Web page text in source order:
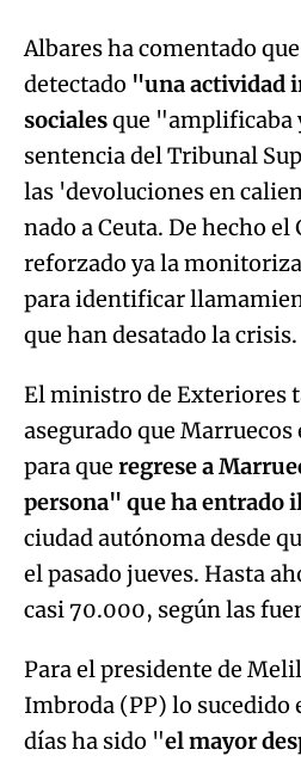
Albares ha comentado
detectado "una actividad
socialesque "amplificaba
sentencia del Tribunal
las 'devoluciones en
nado a Ceuta. De hecho el
reforzado ya la
para identificar
que han desatado la crisis.
El ministro de Exteriores
asegurado que
para que regrese a
persona" que ha entrado
ciudad autónoma desde
el pasado jueves. Hasta
casi 70.000, según las
Para el presidente de
Imbroda (PP) lo sucedido
días ha sido "el mayor